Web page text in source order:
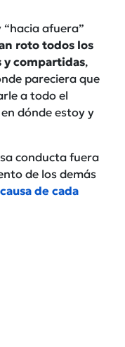
afuera”
roto todos los
compartidas,
pareciera que
a todo el
dónde estoy y
conducta fuera
de los demás
de cada